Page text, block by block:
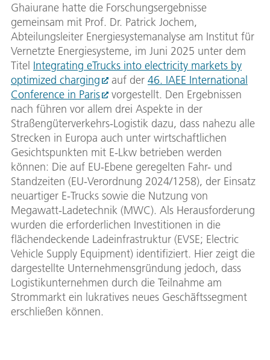
Ghaiurane hatte die Forschungsergebnisse
gemeinsam mit Prof. Dr. Patrick Jochem,
Abteilungsleiter Energiesystemanalyse am Institut für
Vernetzte Energiesysteme, im Juni 2025 unter dem
Titel Integrating eTrucks into electricity markets by
optimized charging
auf der 46. IAEE International
Conference in Paris
vorgestellt. Den Ergebnissen
nach führen vor allem drei Aspekte in der
Straßengüterverkehrs-Logistik dazu, dass nahezu alle
Strecken in Europa auch unter wirtschaftlichen
Gesichtspunkten mit E-Lkw betrieben werden
können: Die auf EU-Ebene geregelten Fahr- und
Standzeiten (EU-Verordnung 2024/1258), der Einsatz
neuartiger E-Trucks sowie die Nutzung von
Megawatt-Ladetechnik (MWC). Als Herausforderung
wurden die erforderlichen Investitionen in die
flächendeckende Ladeinfrastruktur (EVSE; Electric
Vehicle Supply Equipment) identifiziert. Hier zeigt die
dargestellte Unternehmensgründung jedoch, dass
Logistikunternehmen durch die Teilnahme am
Strommarkt ein lukratives neues Geschäftssegment
erschließen können.